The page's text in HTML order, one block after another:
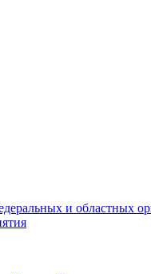
и областных